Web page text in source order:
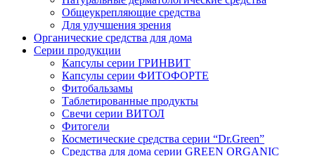
Общеукрепляющие средства
Для улучшения зрения
Органические средства для дома
Серии продукции
Капсулы серии ГРИНВИТ
Капсулы серии ФИТОФОРТЕ
Фитобальзамы
Таблетированные продукты
Свечи серии ВИТОЛ
Фитогели
Косметические средства серии “Dr.Green”
Средства для дома серии GREEN ORGANIC